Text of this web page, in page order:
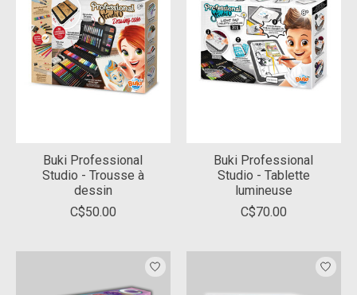
Buki Professional
Studio - Trousse à
dessin
C$50.00
Buki Professional
Studio - Tablette
lumineuse
C$70.00